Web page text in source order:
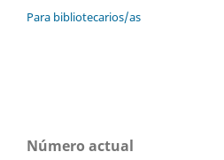
Para bibliotecarios/as
Número actual